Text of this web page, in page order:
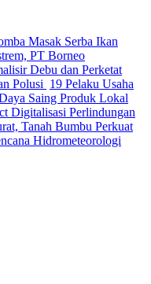
Masak Serba Ikan
PT Borneo
Debu dan Perketat
Polusi 19 Pelaku Usaha
Saing Produk Lokal
Digitalisasi Perlindungan
Tanah Bumbu Perkuat
Hidrometeorologi